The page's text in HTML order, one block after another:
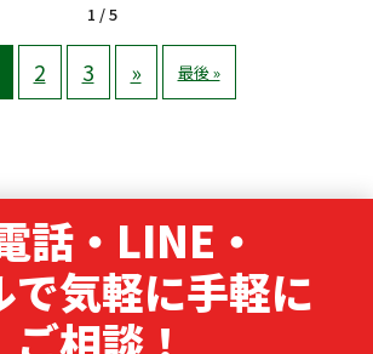
1 / 5
2 3 » 最後 »
話・LINE・
で気軽に手軽に
ご相談！